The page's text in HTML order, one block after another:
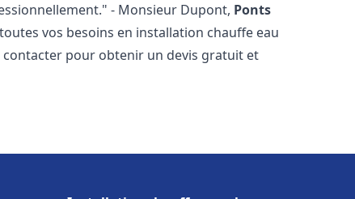
- Monsieur Dupont, Ponts
vos besoins en installation chauffe eau
contacter pour obtenir un devis gratuit et